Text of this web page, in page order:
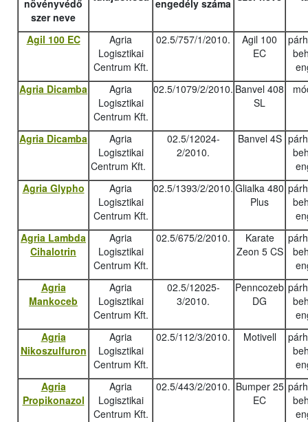
növényvédő
szer neve
engedély száma
Agil 100 EC
Agria
Logisztikai
Centrum Kft.
02.5/757/1/2010.
Agil 100
EC
Agria Dicamba
Agria
Logisztikai
Centrum Kft.
02.5/1079/2/2010. Banvel 408
SL
Agria Dicamba
Agria
Logisztikai
Centrum Kft.
02.5/12024-
2/2010.
Banvel 4S
Agria Glypho
Agria
Logisztikai
Centrum Kft.
02.5/1393/2/2010. Glialka 480
Plus
Agria Lambda
Cihalotrin
Agria
Logisztikai
Centrum Kft.
02.5/675/2/2010.
Karate
Zeon 5 CS
Agria
Mankoceb
Agria
Logisztikai
Centrum Kft.
02.5/12025-
3/2010.
Penncozeb
DG
Agria
Nikoszulfuron
Agria
Logisztikai
Centrum Kft.
02.5/112/3/2010. Motivell
Agria
Propikonazol
Agria
Logisztikai
Centrum Kft.
02.5/443/2/2010. Bumper 25
EC